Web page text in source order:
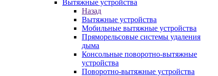
Вытяжные устройства
Назад
Вытяжные устройства
Мобильные вытяжные устройства
Пряморельсовые системы удаления
дыма
Консольные поворотно-вытяжные
устройства
Поворотно-вытяжные устройства